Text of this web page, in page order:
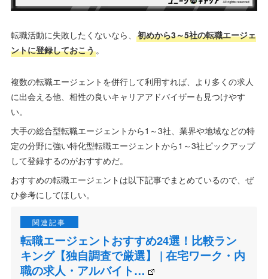
転職活動に失敗したくないなら、 初めから3～5社の転職エージェ
ントに登録しておこう。
複数の転職エージェントを併行して利用すれば、より多くの求人
に出会える他、相性の良いキャリアアドバイザーも見つけやす
い。
大手の総合型転職エージェントから1～3社、業界や地域などの特
定の分野に強い特化型転職エージェントから1～3社ピックアップ
して登録するのがおすすめだ。
おすすめの転職エージェントは以下記事でまとめているので、ぜ
ひ参考にしてほしい。
転職エージェントおすすめ24選！比較ラン
キング【独自調査で厳選】 | 在宅ワーク・内
職の求人・アルバイト…